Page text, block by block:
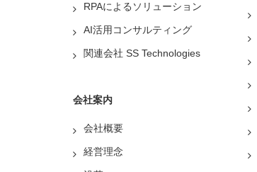
RPAによるソリューション
AI活用コンサルティング
関連会社 SS Technologies
会社案内
会社概要
経営理念